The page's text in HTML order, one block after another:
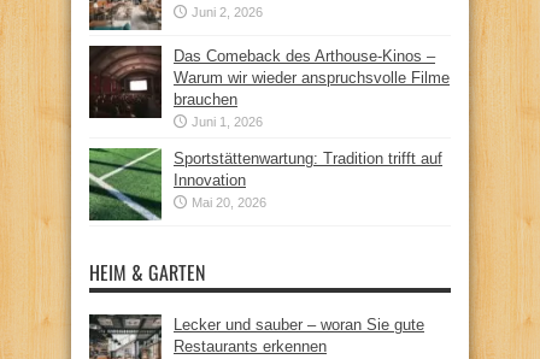
Juni 2, 2026
Das Comeback des Arthouse-Kinos –
Warum wir wieder anspruchsvolle Filme
brauchen
Juni 1, 2026
Sportstättenwartung: Tradition trifft auf
Innovation
Mai 20, 2026
HEIM & GARTEN
Lecker und sauber – woran Sie gute
Restaurants erkennen